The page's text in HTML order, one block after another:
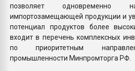
позволяет одновременно
импортозамещающей продукции и
потенциал продуктов более
входит в перечень комплексных
по приоритетным
промышленности Минпромторга РФ.